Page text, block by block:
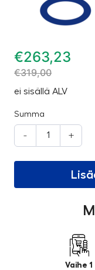
€263,23
€319,00
ei sisällä ALV
Summa
- +
Vaihe 1